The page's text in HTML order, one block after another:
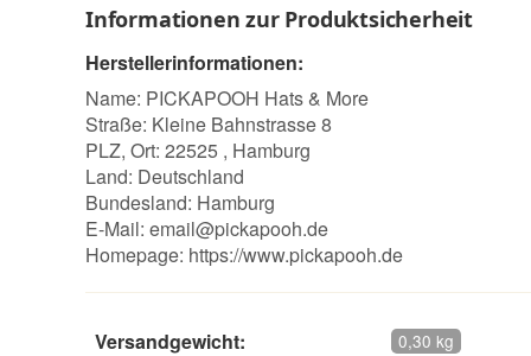
Informationen zur Produktsicherheit
Herstellerinformationen:
Name: PICKAPOOH Hats & More
Straße: Kleine Bahnstrasse 8
PLZ, Ort: 22525 , Hamburg
Land: Deutschland
Bundesland: Hamburg
E-Mail: email@pickapooh.de
Homepage: https://www.pickapooh.de
Versandgewicht: 0,30 kg